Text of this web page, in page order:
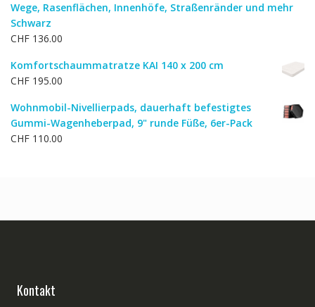
Wege, Rasenflächen, Innenhöfe, Straßenränder und mehr
Schwarz
CHF 136.00
Komfortschaummatratze KAI 140 x 200 cm
CHF 195.00
Wohnmobil-Nivellierpads, dauerhaft befestigtes
Gummi-Wagenheberpad, 9" runde Füße, 6er-Pack
CHF 110.00
Kontakt